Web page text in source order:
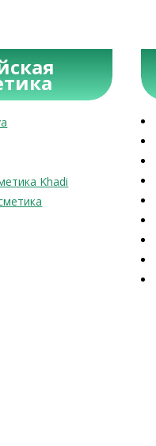
Khadi